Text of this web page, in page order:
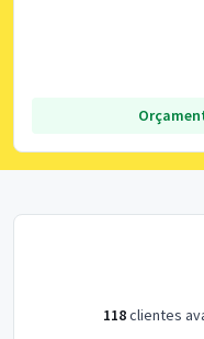
118clientes